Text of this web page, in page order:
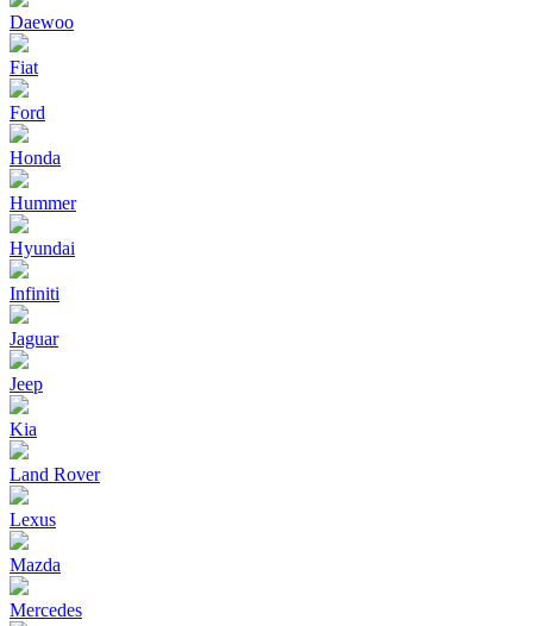
Daewoo
Fiat
Ford
Honda
Hummer
Hyundai
Infiniti
Jaguar
Jeep
Kia
Land Rover
Lexus
Mazda
Mercedes